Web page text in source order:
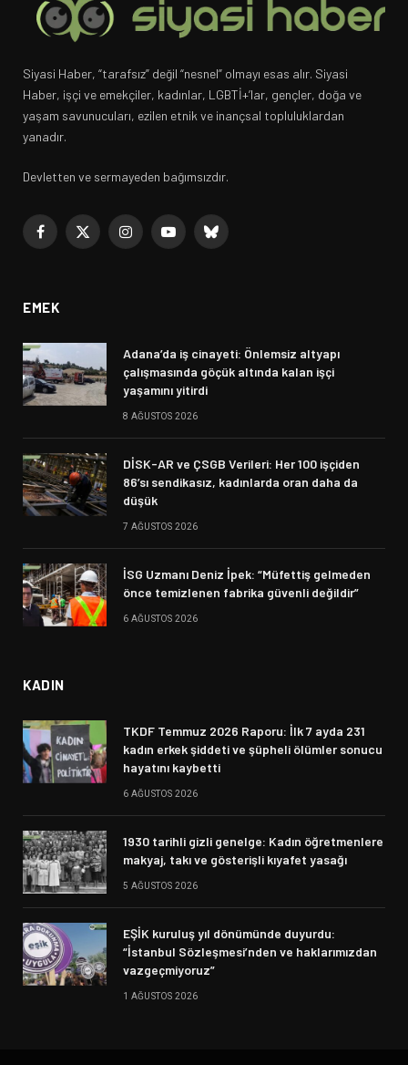
Siyasi Haber, “tarafsız” değil “nesnel” olmayı esas alır. Siyasi
Haber, işçi ve emekçiler, kadınlar, LGBTİ+’lar, gençler, doğa ve
yaşam savunucuları, ezilen etnik ve inançsal topluluklardan
yanadır.
Devletten ve sermayeden bağımsızdır.
Facebook
X
InstagramYouTubeBluesky
EMEK
Adana’da iş cinayeti: Önlemsiz altyapı
çalışmasında göçük altında kalan işçi
yaşamını yitirdi
8 AĞUSTOS 2026
DİSK-AR ve ÇSGB Verileri: Her 100 işçiden
86’sı sendikasız, kadınlarda oran daha da
düşük
7 AĞUSTOS 2026
İSG Uzmanı Deniz İpek: “Müfettiş gelmeden
önce temizlenen fabrika güvenli değildir”
6 AĞUSTOS 2026
KADIN
TKDF Temmuz 2026 Raporu: İlk 7 ayda 231
kadın erkek şiddeti ve şüpheli ölümler sonucu
hayatını kaybetti
6 AĞUSTOS 2026
1930 tarihli gizli genelge: Kadın öğretmenlere
makyaj, takı ve gösterişli kıyafet yasağı
5 AĞUSTOS 2026
EŞİK kuruluş yıl dönümünde duyurdu:
“İstanbul Sözleşmesi’nden ve haklarımızdan
vazgeçmiyoruz”
1 AĞUSTOS 2026